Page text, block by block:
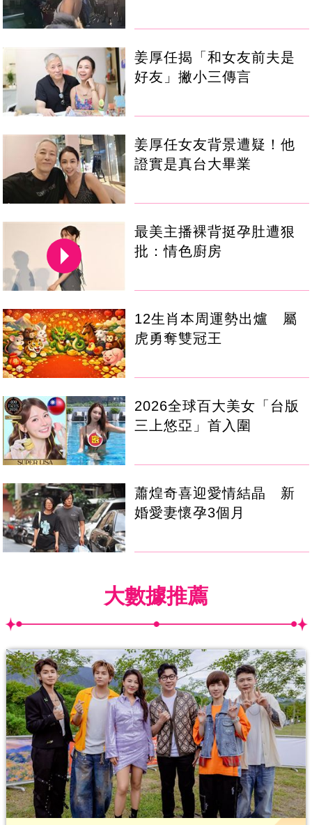
姜厚任揭「和女友前夫是
好友」撇小三傳言
姜厚任女友背景遭疑！他
證實是真台大畢業
最美主播裸背挺孕肚遭狠
批：情色廚房
12生肖本周運勢出爐 屬
虎勇奪雙冠王
2026全球百大美女「台版
三上悠亞」首入圍
蕭煌奇喜迎愛情結晶 新
婚愛妻懷孕3個月
大數據推薦